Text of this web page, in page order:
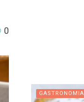
0
GASTRONOMIA